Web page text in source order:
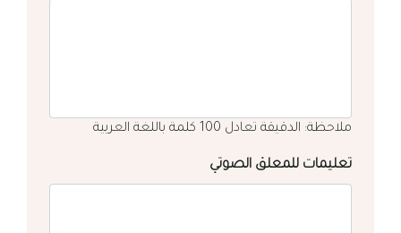
ملاحظة: الدقيقة تعادل 100 كلمة باللغة العربية
تعليمات للمعلق الصوتي